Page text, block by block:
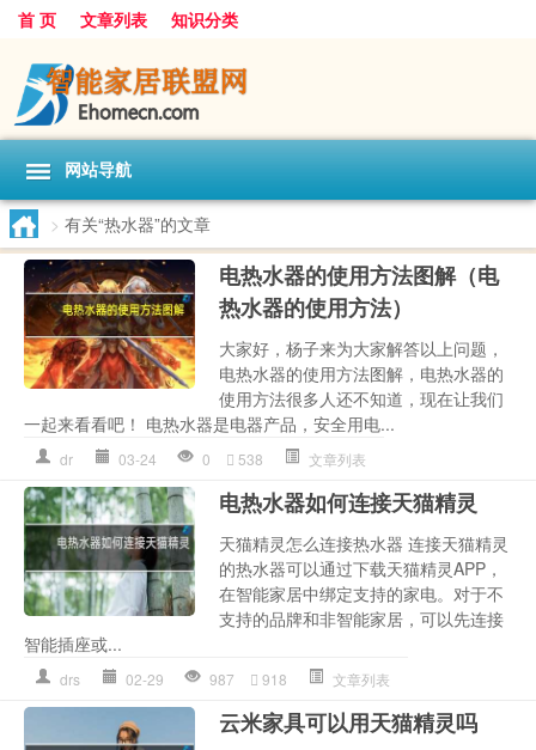
首 页 文章列表 知识分类
网站导航
> 有关“热水器”的文章
电热水器的使用方法图解（电
热水器的使用方法）
大家好，杨子来为大家解答以上问题，
电热水器的使用方法图解，电热水器的
使用方法很多人还不知道，现在让我们
一起来看看吧！ 电热水器是电器产品，安全用电...
dr 03-24 0 538 文章列表
电热水器如何连接天猫精灵
天猫精灵怎么连接热水器 连接天猫精灵
的热水器可以通过下载天猫精灵APP，
在智能家居中绑定支持的家电。对于不
支持的品牌和非智能家居，可以先连接
智能插座或...
drs 02-29 987 918 文章列表
云米家具可以用天猫精灵吗